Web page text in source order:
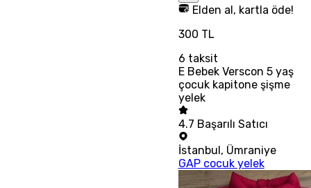
Elden al, kartla öde!
300 TL
6 taksit
E Bebek Verscon 5 yaş
çocuk kapitone şişme
yelek
4.7 Başarılı Satıcı
İstanbul, Ümraniye
GAP cocuk yelek